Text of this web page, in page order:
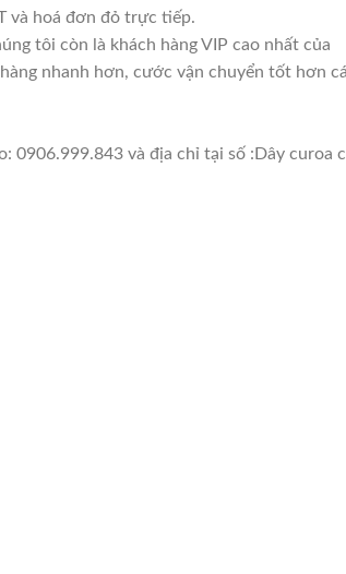
và hoá đơn đỏ trực tiếp.
tôi còn là khách hàng VIP cao nhất của
nhanh hơn, cước vận chuyển tốt hơn
0906.999.843 và địa chỉ tại số :Dây curoa